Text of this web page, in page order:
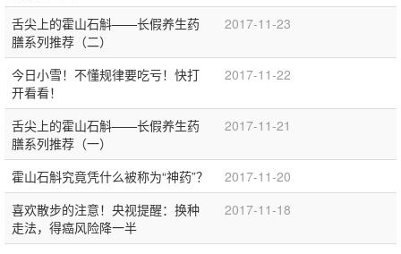
舌尖上的霍山石斛——长假养生药
膳系列推荐（二）
2017-11-23
今日小雪！不懂规律要吃亏！快打
开看看！
2017-11-22
舌尖上的霍山石斛——长假养生药
膳系列推荐（一）
2017-11-21
霍山石斛究竟凭什么被称为“神药”？
2017-11-20
喜欢散步的注意！央视提醒：换种
走法，得癌风险降一半
2017-11-18